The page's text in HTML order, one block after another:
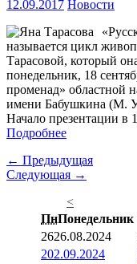
12.09.2017 Новости
называется цикл
Тарасовой, который
понедельник, 18
променад» областной
имени Бабушкина (М.
Начало презентации в
Подробнее
← Предыдущая
Следующая →
<
ПнПонедельник
2626.08.2024
202.09.2024